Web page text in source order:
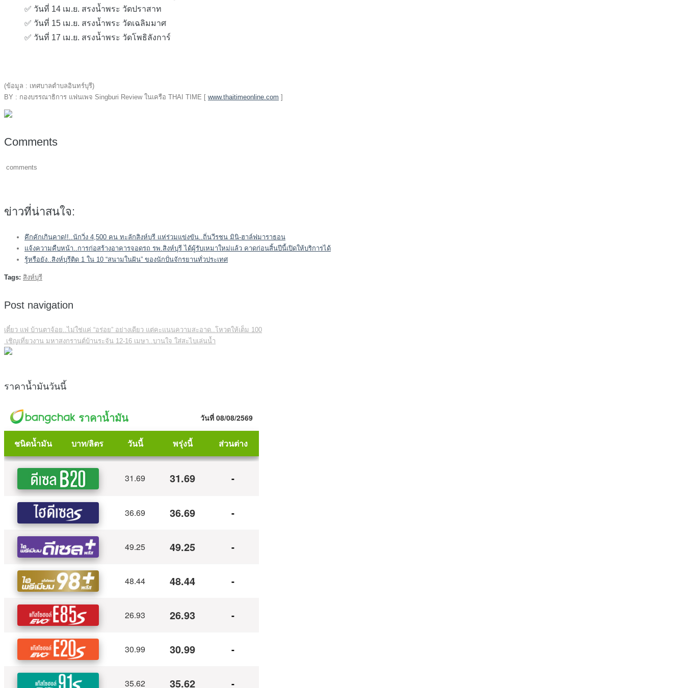
✅ วันที่ 14 เม.ย. สรงน้ำพระ วัดปราสาท
✅ วันที่ 15 เม.ย. สรงน้ำพระ วัดเฉลิมมาศ
✅ วันที่ 17 เม.ย. สรงน้ำพระ วัดโพธิลังการ์
(ข้อมูล : เทศบาลตำบลอินทร์บุรี)
BY : กองบรรณาธิการ แฟนเพจ Singburi Review ในเครือ THAI TIME [ www.thaitimeonline.com ]
Comments
comments
ข่าวที่น่าสนใจ:
คึกคักเกินคาด!!..นักวิ่ง 4,500 คน ทะลักสิงห์บุรี แห่ร่วมแข่งขัน..ถิ่นวีรชน มินิ-ฮาล์ฟมาราธอน
แจ้งความคืบหน้า..การก่อสร้างอาคารจอดรถ รพ.สิงห์บุรี ได้ผู้รับเหมาใหม่แล้ว คาดก่อนสิ้นปีนี้เปิดให้บริการได้
รู้หรือยัง..สิงห์บุรีติด 1 ใน 10 “สนามในฝัน” ของนักปั่นจักรยานทั่วประเทศ
Tags: สิงห์บุรี
Post navigation
เตี๋ยว แฟ บ้านตาจ้อย..ไม่ใช่แค่ “อร่อย” อย่างเดียว แต่คะแนนความสะอาด..โหวตให้เต็ม 100
เชิญเที่ยวงาน มหาสงกรานต์บ้านระจัน 12-16 เมษา..บานใจ ใส่สะไบเล่นน้ำ
ราคาน้ำมันวันนี้